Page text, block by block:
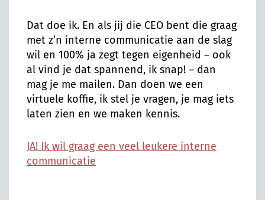
Dat doe ik. En als jij die CEO bent die graag
met z’n interne communicatie aan de slag
wil en 100% ja zegt tegen eigenheid – ook
al vind je dat spannend, ik snap! – dan
mag je me mailen. Dan doen we een
virtuele koffie, ik stel je vragen, je mag iets
laten zien en we maken kennis.
JA! Ik wil graag een veel leukere interne
communicatie